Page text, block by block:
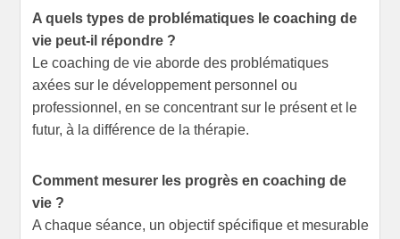
A quels types de problématiques le coaching de
vie peut-il répondre ?
Le coaching de vie aborde des problématiques
axées sur le développement personnel ou
professionnel, en se concentrant sur le présent et le
futur, à la différence de la thérapie.
Comment mesurer les progrès en coaching de
vie ?
A chaque séance, un objectif spécifique et mesurable